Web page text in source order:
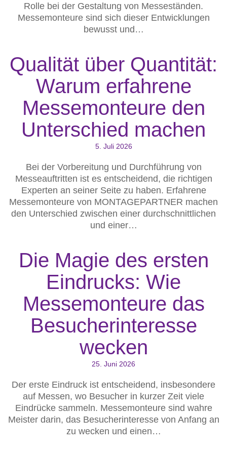
Rolle bei der Gestaltung von Messeständen.
Messemonteure sind sich dieser Entwicklungen
bewusst und…
Qualität über Quantität:
Warum erfahrene
Messemonteure den
Unterschied machen
5. Juli 2026
Bei der Vorbereitung und Durchführung von
Messeauftritten ist es entscheidend, die richtigen
Experten an seiner Seite zu haben. Erfahrene
Messemonteure von MONTAGEPARTNER machen
den Unterschied zwischen einer durchschnittlichen
und einer…
Die Magie des ersten
Eindrucks: Wie
Messemonteure das
Besucherinteresse
wecken
25. Juni 2026
Der erste Eindruck ist entscheidend, insbesondere
auf Messen, wo Besucher in kurzer Zeit viele
Eindrücke sammeln. Messemonteure sind wahre
Meister darin, das Besucherinteresse von Anfang an
zu wecken und einen…